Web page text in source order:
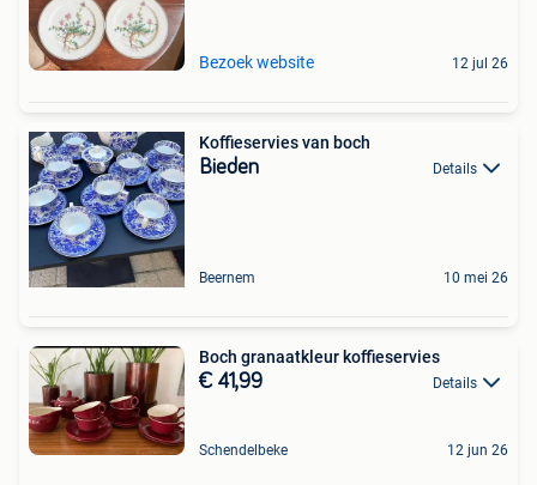
Bezoek website 12 jul 26
Koffieservies van boch
Bieden Details
Beernem 10 mei 26
Boch granaatkleur koffieservies
€ 41,99 Details
Schendelbeke 12 jun 26